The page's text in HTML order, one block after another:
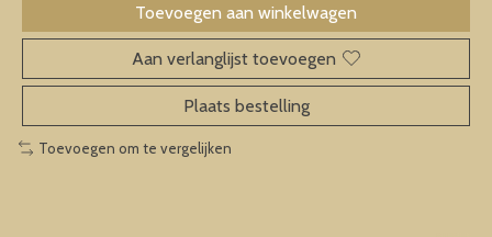
Toevoegen aan winkelwagen
Aan verlanglijst toevoegen
Plaats bestelling
Toevoegen om te vergelijken